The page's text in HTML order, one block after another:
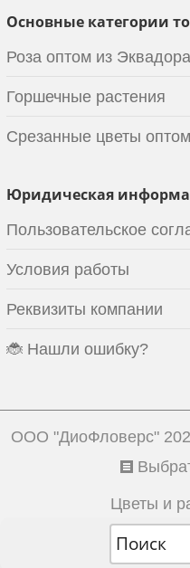
Основные категории
Роза оптом из Эквадора
Горшечные растения
Срезанные цветы
Юридическая
Пользовательское
Условия работы
Реквизиты компании
🐞 Нашли ошибку?
ООО "ДиоФловерс"
Цветы и